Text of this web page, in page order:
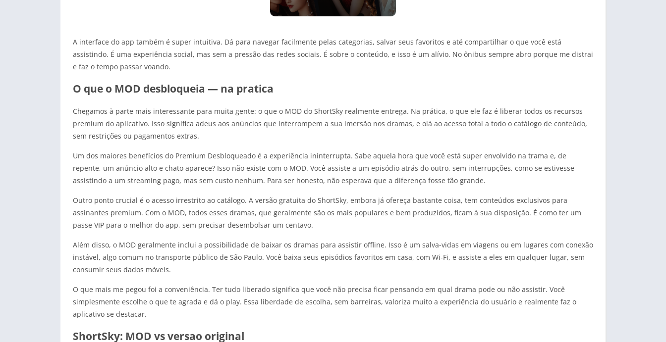
A interface do app também é super intuitiva. Dá para navegar facilmente pelas categorias, salvar seus favoritos e até compartilhar o que você está
assistindo. É uma experiência social, mas sem a pressão das redes sociais. É sobre o conteúdo, e isso é um alívio. No ônibus sempre abro porque me distrai
e faz o tempo passar voando.
O que o MOD desbloqueia — na pratica
Chegamos à parte mais interessante para muita gente: o que o MOD do ShortSky realmente entrega. Na prática, o que ele faz é liberar todos os recursos
premium do aplicativo. Isso significa adeus aos anúncios que interrompem a sua imersão nos dramas, e olá ao acesso total a todo o catálogo de conteúdo,
sem restrições ou pagamentos extras.
Um dos maiores benefícios do Premium Desbloqueado é a experiência ininterrupta. Sabe aquela hora que você está super envolvido na trama e, de
repente, um anúncio alto e chato aparece? Isso não existe com o MOD. Você assiste a um episódio atrás do outro, sem interrupções, como se estivesse
assistindo a um streaming pago, mas sem custo nenhum. Para ser honesto, não esperava que a diferença fosse tão grande.
Outro ponto crucial é o acesso irrestrito ao catálogo. A versão gratuita do ShortSky, embora já ofereça bastante coisa, tem conteúdos exclusivos para
assinantes premium. Com o MOD, todos esses dramas, que geralmente são os mais populares e bem produzidos, ficam à sua disposição. É como ter um
passe VIP para o melhor do app, sem precisar desembolsar um centavo.
Além disso, o MOD geralmente inclui a possibilidade de baixar os dramas para assistir offline. Isso é um salva-vidas em viagens ou em lugares com conexão
instável, algo comum no transporte público de São Paulo. Você baixa seus episódios favoritos em casa, com Wi-Fi, e assiste a eles em qualquer lugar, sem
consumir seus dados móveis.
O que mais me pegou foi a conveniência. Ter tudo liberado significa que você não precisa ficar pensando em qual drama pode ou não assistir. Você
simplesmente escolhe o que te agrada e dá o play. Essa liberdade de escolha, sem barreiras, valoriza muito a experiência do usuário e realmente faz o
aplicativo se destacar.
ShortSky: MOD vs versao original